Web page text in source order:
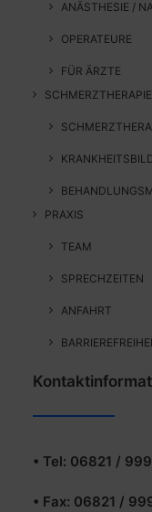
ANÄSTHESIE /
OPERATEURE
FÜR ÄRZTE
SCHMERZTHERAPIE
PRAXIS
TEAM
SPRECHZEITEN
ANFAHRT
• Tel: 06821 /
• Fax: 06821 /